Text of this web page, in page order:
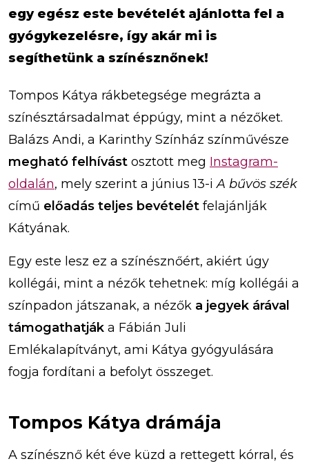
egy egész este bevételét ajánlotta fel a
gyógykezelésre, így akár mi is
segíthetünk a színésznőnek!
Tompos Kátya rákbetegsége megrázta a
színésztársadalmat éppúgy, mint a nézőket.
Balázs Andi, a Karinthy Színház színművésze
megható felhívást osztott meg Instagram-
oldalán, mely szerint a június 13-iA bűvös szék
című előadás teljes bevételét felajánlják
Kátyának.
Egy este lesz ez a színésznőért, akiért úgy
kollégái, mint a nézők tehetnek: míg kollégái a
színpadon játszanak, a nézők a jegyek árával
támogathatják a Fábián Juli
Emlékalapítványt, ami Kátya gyógyulására
fogja fordítani a befolyt összeget.
Tompos Kátya drámája
A színésznő két éve küzd a rettegett kórral, és